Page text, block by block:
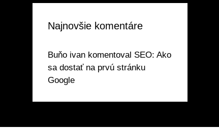
Najnovšie komentáre
Buňo ivan komentoval SEO: Ako
sa dostať na prvú stránku
Google